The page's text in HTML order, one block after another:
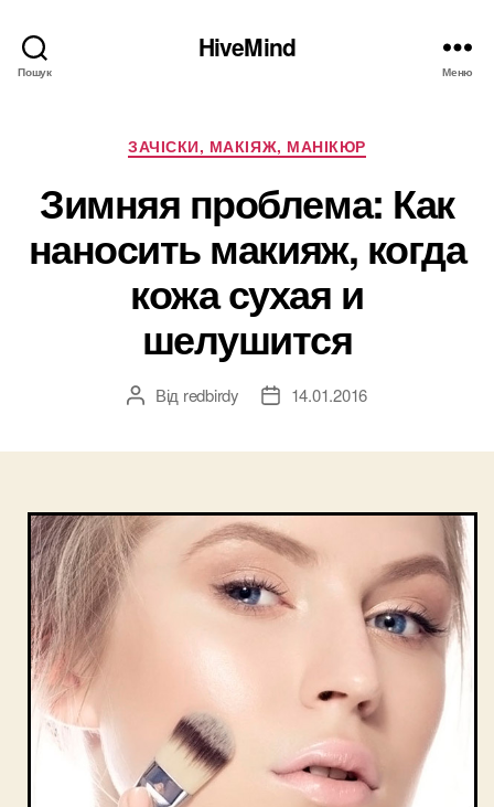
Пошук
HiveMind
Меню
Категорії
ЗАЧІСКИ, МАКІЯЖ, МАНІКЮР
Зимняя проблема: Как
наносить макияж, когда
кожа сухая и
шелушится
Автор
Від redbirdy
Дата14.01.2016